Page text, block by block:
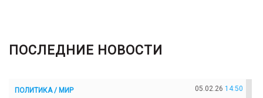
ПОСЛЕДНИЕ НОВОСТИ
ПОЛИТИКА / МИР 05.02.26 14:50